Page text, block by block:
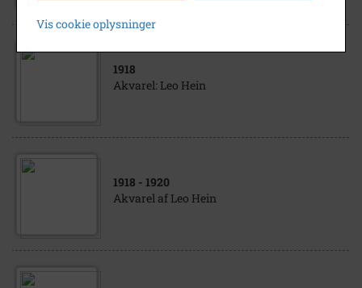
1918
Akvarel: Leo Hein
1918 - 1920
Akvarel af Leo Hein
Vis cookie oplysninger